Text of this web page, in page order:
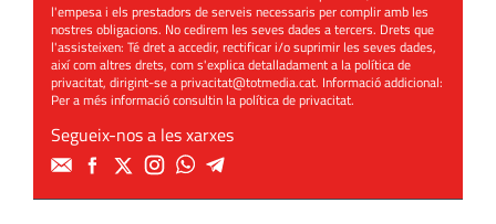
l'empesa i els prestadors de serveis necessaris per complir amb les
nostres obligacions. No cedirem les seves dades a tercers. Drets que
l'assisteixen: Té dret a accedir, rectificar i/o suprimir les seves dades,
així com altres drets, com s'explica detalladament a la política de
privacitat, dirigint-se aprivacitat@totmedia.cat. Informació addicional:
Per a més informació consultin lapolítica de privacitat.
Segueix-nos a les xarxes